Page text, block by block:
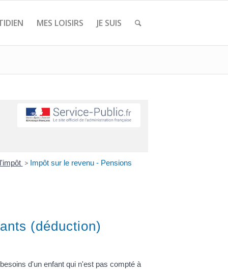
MES LOISIRS JE SUIS
> Impôt sur le revenu - Pensions
(déduction)
d'un enfant qui n'est pas compté à